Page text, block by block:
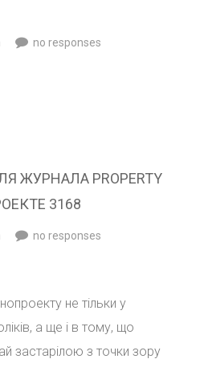
no responses
ЖУРНАЛА PROPERTY
3168
no responses
не тільки у
а ще і в тому, що
застарілою з точки зору